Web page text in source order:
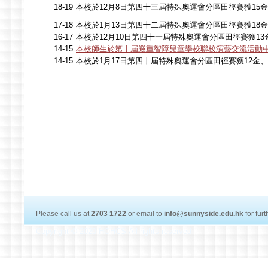
18-19 本校於12月8日第四十三屆特殊奧運會分區田徑賽獲15
17-18 本校於1月13日第四十二屆特殊奧運會分區田徑賽獲18
16-17 本校於12月10日第四十一屆特殊奧運會分區田徑賽獲
14-15 本校師生於第十屆嚴重智障兒童學校聯校演藝交流活動
14-15 本校於1月17日第四十屆特殊奧運會分區田徑賽獲12金
Please call us at2703 1722 or email to info@sunnyside.edu.hk for